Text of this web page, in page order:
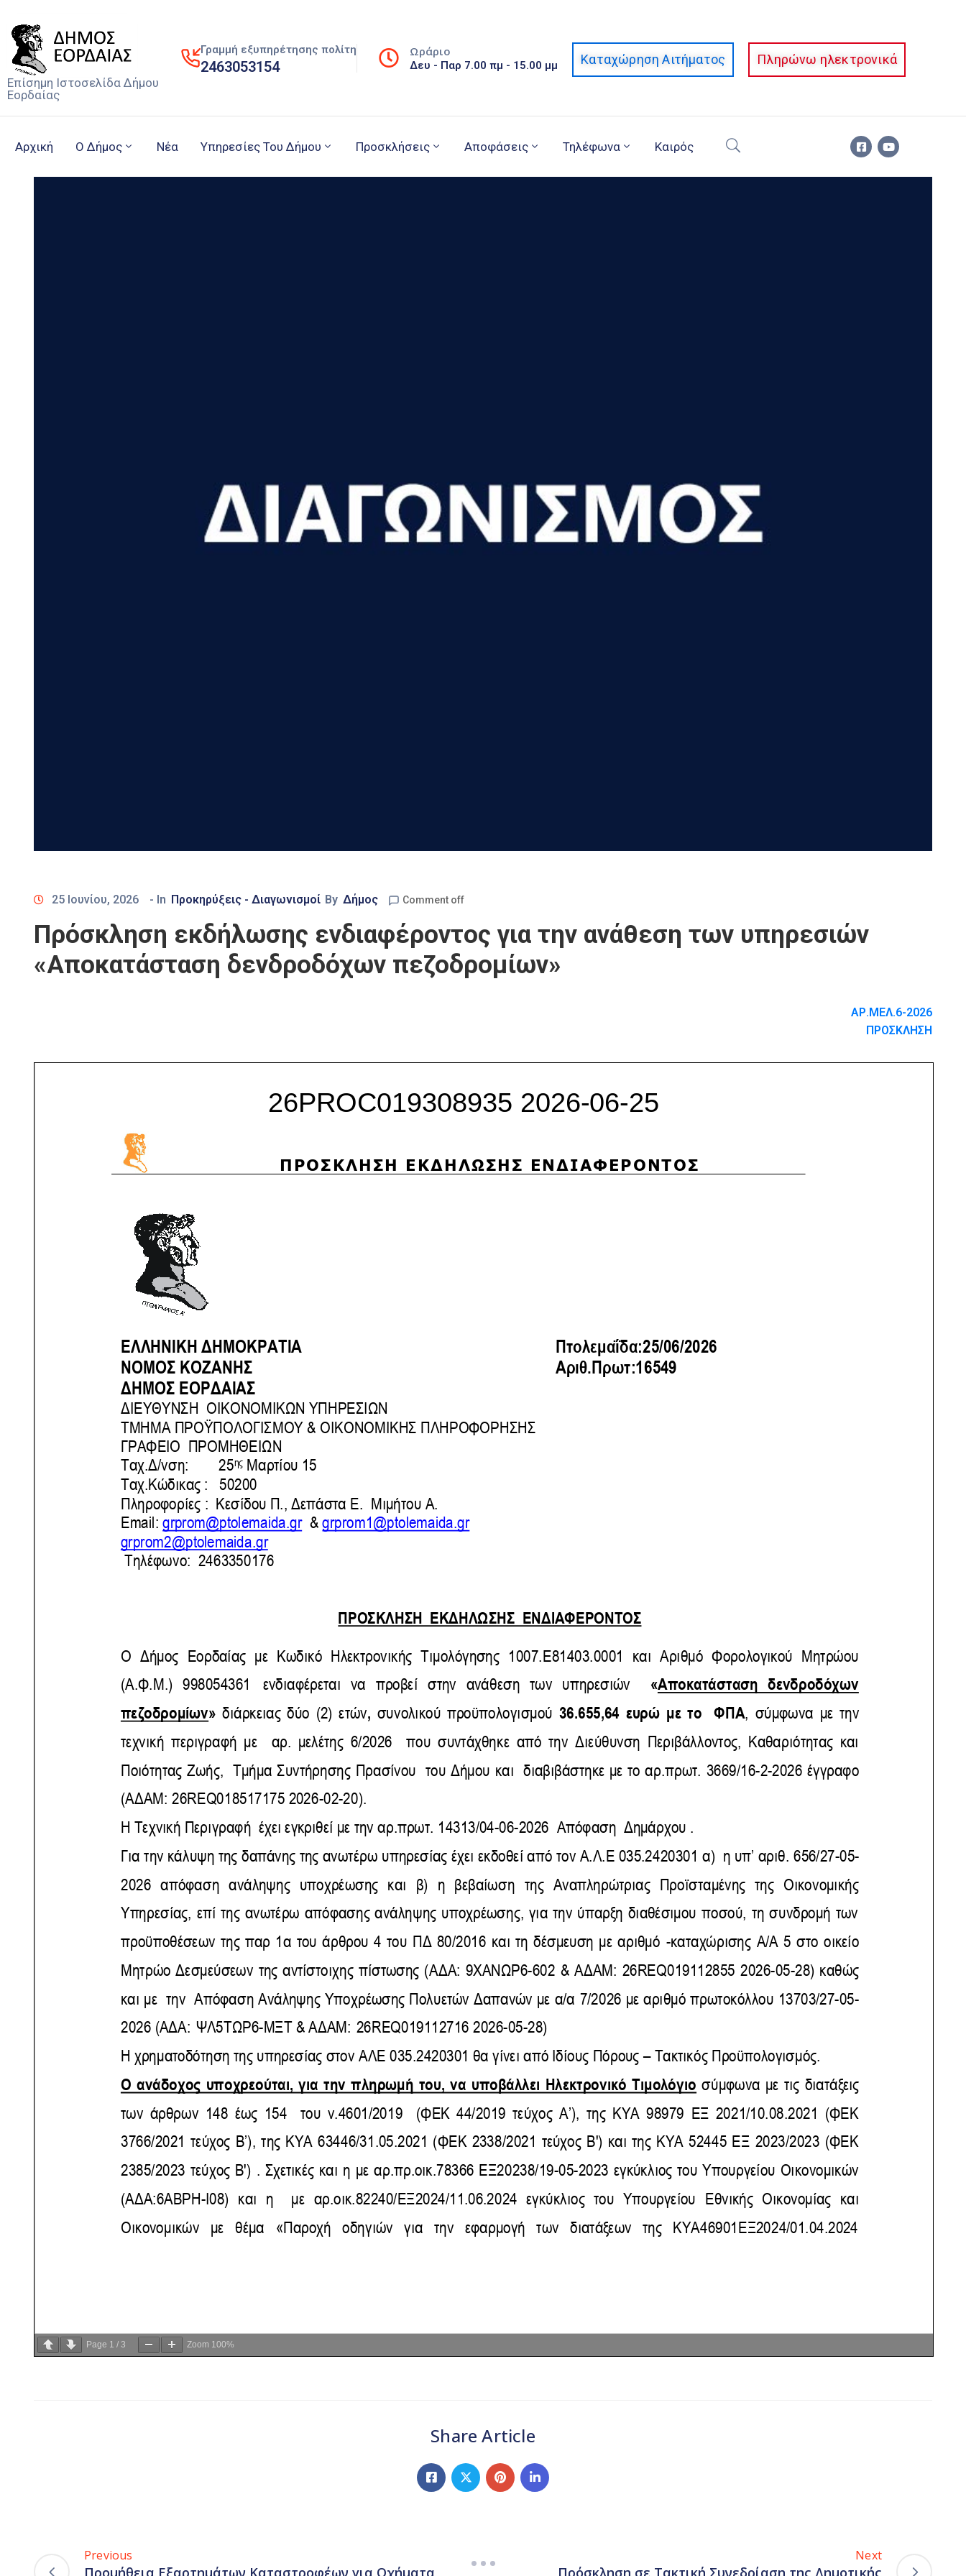
Επίσημη Ιστοσελίδα Δήμου
Εορδαίας
Γραμμή εξυπηρέτησης πολίτη
2463053154
Ωράριο
Δευ - Παρ 7.00 πμ - 15.00 μμ Καταχώρηση Αιτήματος Πληρώνω ηλεκτρονικά
Αρχική Ο Δήμος Νέα Υπηρεσίες Του Δήμου Προσκλήσεις Αποφάσεις Τηλέφωνα Καιρός
25 Ιουνίου, 2026 - In Προκηρύξεις - Διαγωνισμοί By Δήμος Comment off
Πρόσκληση εκδήλωσης ενδιαφέροντος για την ανάθεση των υπηρεσιών
«Αποκατάσταση δενδροδόχων πεζοδρομίων»
ΑΡ.ΜΕΛ.6-2026
ΠΡΟΣΚΛΗΣΗ
Page 1 / 3 Zoom 100%
Share Article
Previous
Προμήθεια Εξαρτημάτων Καταστροφέων για Οχήματα
Next
Πρόσκληση σε Τακτική Συνεδρίαση της Δημοτικής